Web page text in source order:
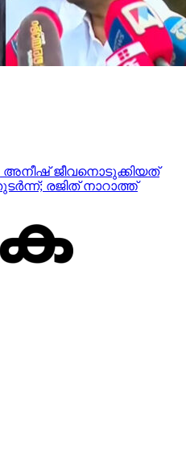
ജീവനൊടുക്കിയത്
രജിത് നാറാത്ത്